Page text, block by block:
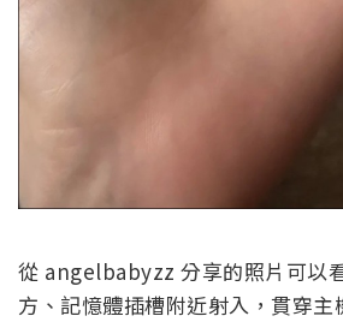
從 angelbabyzz 分享的照片可以
方、記憶體插槽附近射入，貫穿